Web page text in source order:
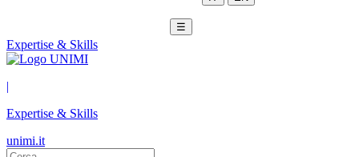
☰
Expertise & Skills
|
Expertise & Skills
unimi.it